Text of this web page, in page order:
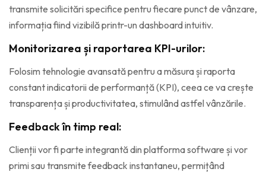
transmite solicitări specifice pentru fiecare punct de vânzare,
informația fiind vizibilă printr-un dashboard intuitiv.
Monitorizarea și raportarea KPI-urilor:
Folosim tehnologie avansată pentru a măsura și raporta
constant indicatorii de performanță (KPI), ceea ce va crește
transparența și productivitatea, stimulând astfel vânzările.
Feedback în timp real:
Clienții vor fi parte integrantă din platforma software și vor
primi sau transmite feedback instantaneu, permițând